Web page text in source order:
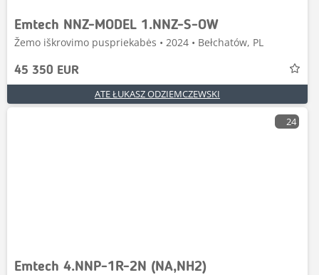
Emtech NNZ-MODEL 1.NNZ-S-OW
Žemo iškrovimo puspriekabės • 2024 • Bełchatów, PL
45 350 EUR
ATE ŁUKASZ ODZIEMCZEWSKI
24
Emtech 4.NNP-1R-2N (NA,NH2)